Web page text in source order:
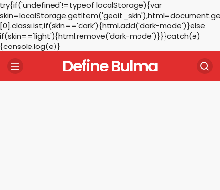
try{if('undefined'!=typeof localStorage){var
[0].classList;if(skin=='dark'){html.add('dark-mode')}else
if(skin=='light'){html.remove('dark-mode')}}}catch(e)
{console.log(e)}
Define Bulma